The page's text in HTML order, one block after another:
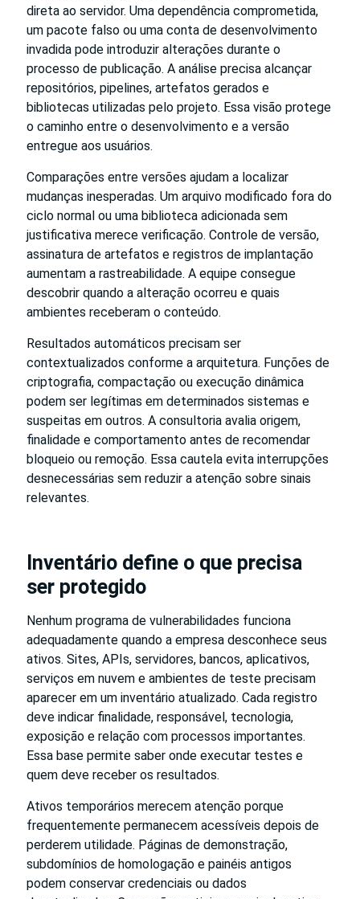
direta ao servidor. Uma dependência comprometida,
um pacote falso ou uma conta de desenvolvimento
invadida pode introduzir alterações durante o
processo de publicação. A análise precisa alcançar
repositórios, pipelines, artefatos gerados e
bibliotecas utilizadas pelo projeto. Essa visão protege
o caminho entre o desenvolvimento e a versão
entregue aos usuários.
Comparações entre versões ajudam a localizar
mudanças inesperadas. Um arquivo modificado fora do
ciclo normal ou uma biblioteca adicionada sem
justificativa merece verificação. Controle de versão,
assinatura de artefatos e registros de implantação
aumentam a rastreabilidade. A equipe consegue
descobrir quando a alteração ocorreu e quais
ambientes receberam o conteúdo.
Resultados automáticos precisam ser
contextualizados conforme a arquitetura. Funções de
criptografia, compactação ou execução dinâmica
podem ser legítimas em determinados sistemas e
suspeitas em outros. A consultoria avalia origem,
finalidade e comportamento antes de recomendar
bloqueio ou remoção. Essa cautela evita interrupções
desnecessárias sem reduzir a atenção sobre sinais
relevantes.
Inventário define o que precisa
ser protegido
Nenhum programa de vulnerabilidades funciona
adequadamente quando a empresa desconhece seus
ativos. Sites, APIs, servidores, bancos, aplicativos,
serviços em nuvem e ambientes de teste precisam
aparecer em um inventário atualizado. Cada registro
deve indicar finalidade, responsável, tecnologia,
exposição e relação com processos importantes.
Essa base permite saber onde executar testes e
quem deve receber os resultados.
Ativos temporários merecem atenção porque
frequentemente permanecem acessíveis depois de
perderem utilidade. Páginas de demonstração,
subdomínios de homologação e painéis antigos
podem conservar credenciais ou dados